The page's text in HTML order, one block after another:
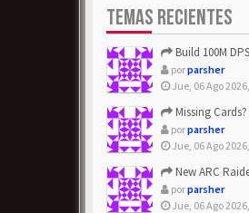
TEMAS RECIENTES
Build 100M DPS WORB Bomb
porparsher
Jue, 06 Ago
Missing Cards? Buy Monopoly
porparsher
Jue, 06 Ago
New ARC Raiders Matchmaking
porparsher
Jue, 06 Ago